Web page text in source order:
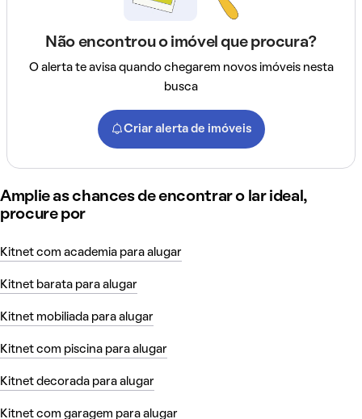
Não encontrou o imóvel que procura?
O alerta te avisa quando chegarem novos imóveis nesta
busca
Criar alerta de imóveis
Amplie as chances de encontrar o lar ideal,
procure por
Kitnet com academia para alugar
Kitnet barata para alugar
Kitnet mobiliada para alugar
Kitnet com piscina para alugar
Kitnet decorada para alugar
Kitnet com garagem para alugar